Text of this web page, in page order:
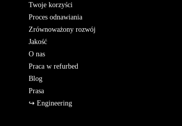
Twoje korzyści
Proces odnawiania
Zrównoważony rozwój
Jakość
O nas
Praca w refurbed
Blog
Prasa
↪ Engineering